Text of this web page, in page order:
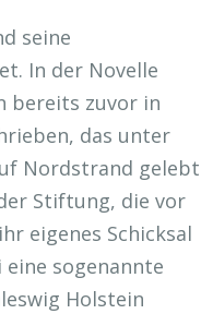
seine
In der Novelle
bereits zuvor in
das unter
Nordstrand gelebt
Stiftung, die vor
eigenes Schicksal
sogenannte
Holstein